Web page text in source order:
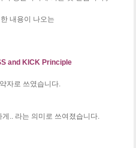
내용이 나오는
and KICK Principle
자로 쓰였습니다.
.. 라는 의미로 쓰여졌습니다.